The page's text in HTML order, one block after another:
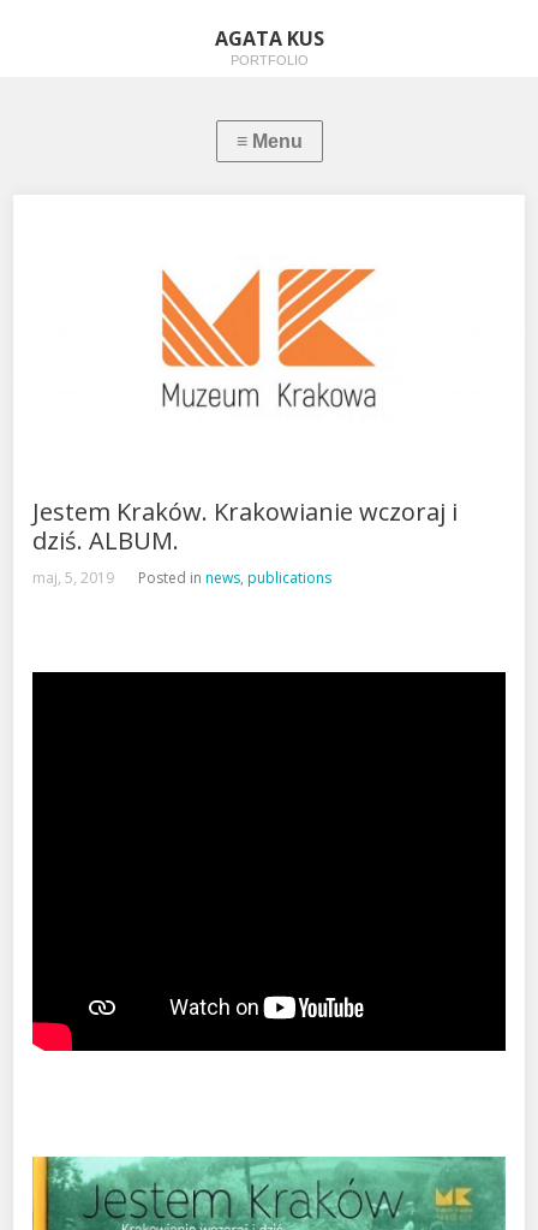
AGATA KUS
PORTFOLIO
Jestem Kraków. Krakowianie wczoraj i
dziś. ALBUM.
maj, 5, 2019 Posted innews,publications